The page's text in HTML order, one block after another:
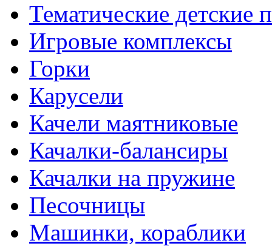
Тематические детские
Игровые комплексы
Горки
Карусели
Качели маятниковые
Качалки-балансиры
Качалки на пружине
Песочницы
Машинки, кораблики